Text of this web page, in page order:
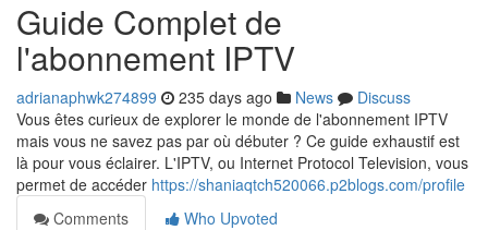
Guide Complet de
l'abonnement IPTV
adrianaphwk274899 235 days ago News
Discuss
Vous êtes curieux de explorer le monde de l'abonnement IPTV
mais vous ne savez pas par où débuter ? Ce guide exhaustif est
là pour vous éclairer. L'IPTV, ou Internet Protocol Television, vous
permet de accéder https://shaniaqtch520066.p2blogs.com/profile
Comments
Who Upvoted